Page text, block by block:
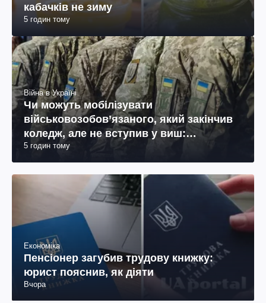
кабачків не зиму
5 годин тому
Війна в Україні
Чи можуть мобілізувати
військовозобов’язаного, який закінчив
коледж, але не вступив у виш:
пояснення юриста
5 годин тому
Економіка
Пенсіонер загубив трудову книжку:
юрист пояснив, як діяти
Вчора